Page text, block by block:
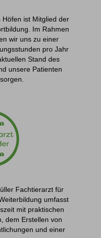
ist Mitglied der
Im Rahmen
wir uns zu einer
pro Jahr
Stand des
unsere Patienten
Fachtierarzt für
umfasst
mit praktischen
dem Erstellen von
und einer